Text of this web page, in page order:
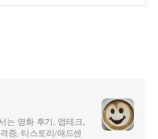
는 영화 후기, 앱테크,
증, 티스토리/애드센